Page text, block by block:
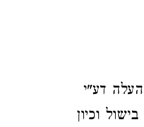
דע"י
וכיון